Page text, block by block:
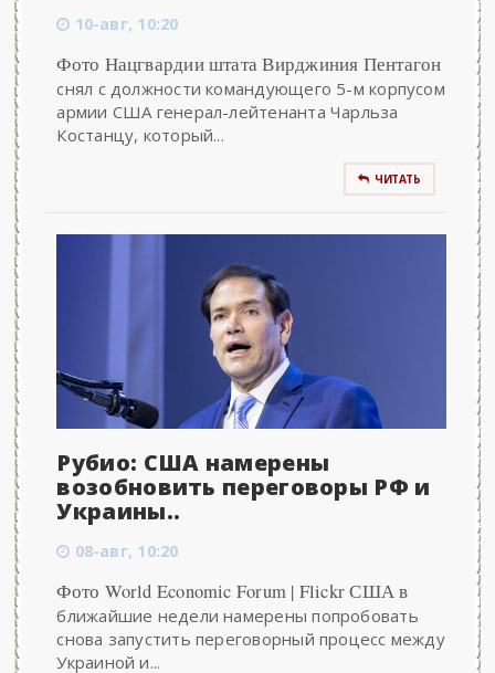
10-авг, 10:20
Фото Нацгвардии штата Вирджиния Пентагон
снял с должности командующего 5-м корпусом
армии США генерал-лейтенанта Чарльза
Костанцу, который...
ЧИТАТЬ
Рубио: США намерены
возобновить переговоры РФ и
Украины..
08-авг, 10:20
Фото World Economic Forum | Flickr США в
ближайшие недели намерены попробовать
снова запустить переговорный процесс между
Украиной и...